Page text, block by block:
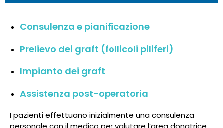
Consulenza e pianificazione
Prelievo dei graft (follicoli piliferi)
Impianto dei graft
Assistenza post-operatoria
I pazienti effettuano inizialmente una consulenza
personale con il medico per valutare l’area donatrice